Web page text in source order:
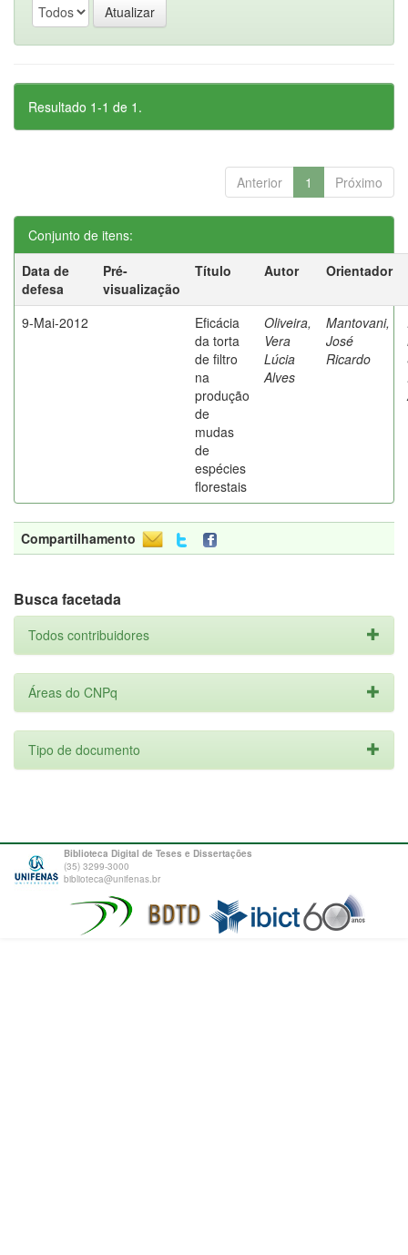
Resultado 1-1 de 1.
Anterior 1 Próximo
Conjunto de itens:
Data de
defesa
Pré-
visualização
Título Autor Orientador
9-Mai-2012
Eficácia
da torta
de filtro
na
produção
de
mudas
de
espécies
florestais
Oliveira,
Vera
Lúcia
Alves
Mantovani,
José
Ricardo
Compartilhamento
Busca facetada
Todos contribuidores
Áreas do CNPq
Tipo de documento
Biblioteca Digital de Teses e Dissertações
(35) 3299-3000
biblioteca@unifenas.br